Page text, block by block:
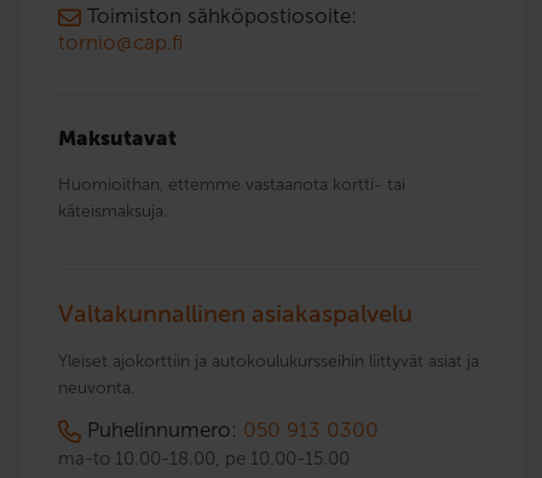
Toimiston sähköpostiosoite:
tornio@cap.fi
Maksutavat
Huomioithan, ettemme vastaanota kortti- tai
käteismaksuja.
Valtakunnallinen asiakaspalvelu
Yleiset ajokorttiin ja autokoulukursseihin liittyvät asiat ja
neuvonta.
Puhelinnumero: 050 913 0300
ma-to 10.00-18.00, pe 10.00-15.00